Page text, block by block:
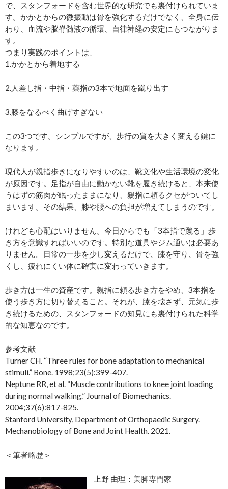
で、スタンフォードを含む世界的な研究でも裏付けられていま
す。かかとからの微振動は骨を強化するだけでなく、全身に伝
わり、血流や脳脊髄液の循環、自律神経の安定にもつながりま
す。
つまり実践のポイントは、
1.かかとから着地する
2.人差し指・中指・薬指の3本で地面を蹴り出す
3.膝をなるべく曲げすぎない
この3つです。シンプルですが、歩行の質を大きく変える鍵に
なります。
現代人が親指歩きになりやすいのは、靴文化や生活環境の変化
が原因です。足指が自由に動かない靴を履き続けると、本来使
うはずの筋肉が眠ったままになり、親指に頼るクセがついてし
まいます。その結果、膝や腰への負担が増えてしまうのです。
けれども心配はいりません。今日からでも「3本指で蹴る」歩
き方を意識すればいいのです。特別な道具やジム通いは必要あ
りません。日常の一歩を少し変えるだけで、膝を守り、骨を強
くし、疲れにくい体に確実に変わっていきます。
歩き方は一生の資産です。親指に頼る歩き方をやめ、3本指を
使う歩き方に切り替えること。それが、膝を壊さず、元気に歩
き続けるための、スタンフォードの知見にも裏付けられた科学
的な知恵なのです。
参考文献
Turner CH. “Three rules for bone adaptation to mechanical
stimuli.” Bone. 1998;23(5):399-407.
Neptune RR, et al. “Muscle contributions to knee joint loading
during normal walking.” Journal of Biomechanics.
2004;37(6):817-825.
Stanford University, Department of Orthopaedic Surgery.
Mechanobiology of Bone and Joint Health. 2021.
＜筆者略歴＞
上野 由理：美脚専門家